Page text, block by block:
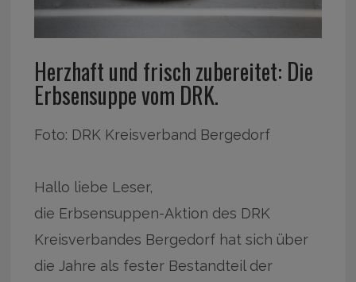
Herzhaft und frisch zubereitet: Die
Erbsensuppe vom DRK.
Foto: DRK Kreisverband Bergedorf
Hallo liebe Leser,
die Erbsensuppen-Aktion des DRK
Kreisverbandes Bergedorf hat sich über
die Jahre als fester Bestandteil der